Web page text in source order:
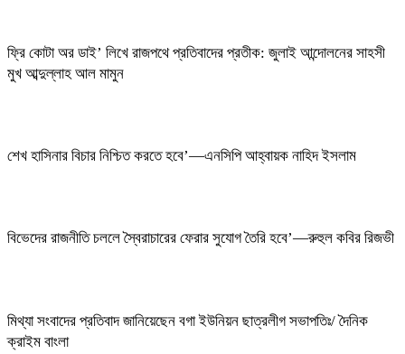
ফ্রি কোটা অর ডাই’ লিখে রাজপথে প্রতিবাদের প্রতীক: জুলাই আন্দোলনের সাহসী
মুখ আব্দুল্লাহ আল মামুন
শেখ হাসিনার বিচার নিশ্চিত করতে হবে’—এনসিপি আহ্বায়ক নাহিদ ইসলাম
বিভেদের রাজনীতি চললে স্বৈরাচারের ফেরার সুযোগ তৈরি হবে’—রুহুল কবির রিজভী
মিথ্যা সংবাদের প্রতিবাদ জানিয়েছেন বগা ইউনিয়ন ছাত্রলীগ সভাপতিঃ/ দৈনিক
ক্রাইম বাংলা